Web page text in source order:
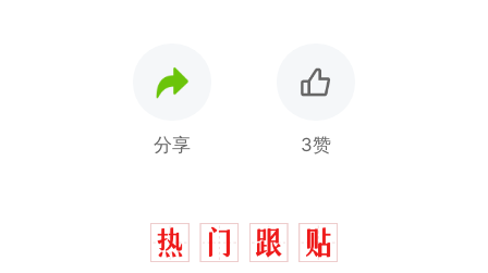
分享 3赞